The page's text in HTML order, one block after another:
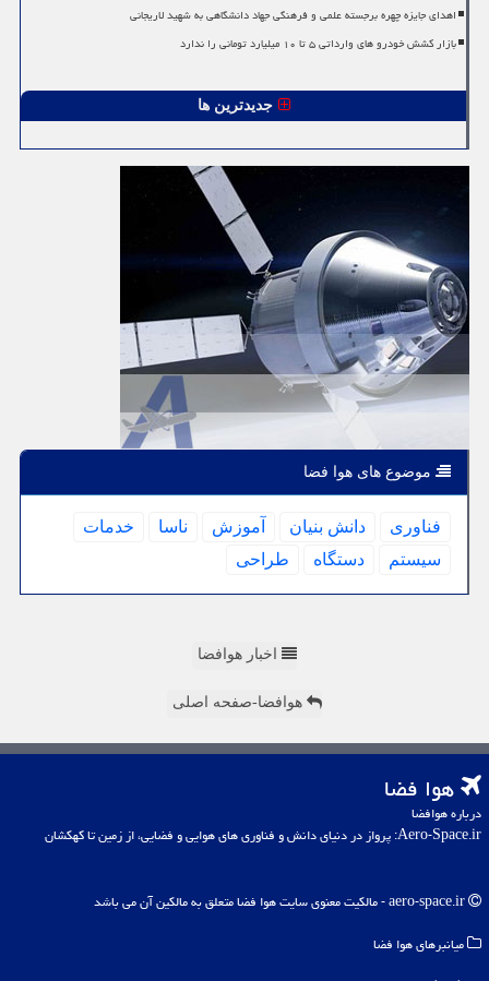
اهدای جایزه چهره برجسته علمی و فرهنگی جهاد دانشگاهی به شهید لاریجانی
بازار کشش خودرو های وارداتی ۵ تا ۱۰ میلیارد تومانی را ندارد
جدیدترین ها
موضوع های هوا فضا
فناوری دانش بنیان آموزش ناسا
خدمات
سیستم
دستگاه طراحی
اخبار هوافضا
هوافضا-صفحه اصلی
هوا فضا
درباره هوافضا
Aero-Space.ir: پرواز در دنیای دانش و فناوری های هوایی و فضایی، از زمین تا کهکشان
میانبرهای هوا فضا